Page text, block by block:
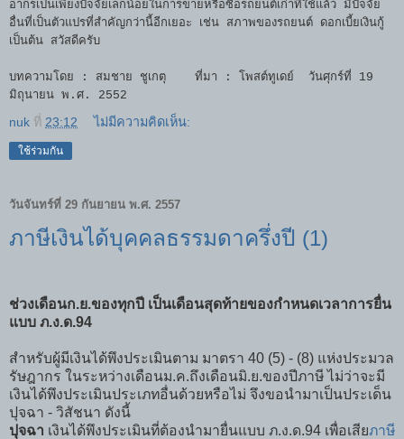
อากรเป็นเพียงปัจจัยเล็กน้อยในการขายหรือซื้อรถยนต์เก่าที่ใช้แล้ว มีปัจจัย
อื่นที่เป็นตัวแปรที่สำคัญกว่านี้อีกเยอะ เช่น สภาพของรถยนต์ ดอกเบี้ยเงินกู้
เป็นต้น สวัสดีครับ
บทความโดย : สมชาย ชูเกตุ ที่มา : โพสต์ทูเดย์ วันศุกร์ที่ 19
มิถุนายน พ.ศ. 2552
nuk ที่ 23:12 ไม่มีความคิดเห็น:
ใช้ร่วมกัน
วันจันทร์ที่ 29 กันยายน พ.ศ. 2557
ภาษีเงินได้บุคคลธรรมดาครึ่งปี (1)
ช่วงเดือนก.ย.ของทุกปี เป็นเดือนสุดท้ายของกำหนดเวลาการยื่น
แบบ ภ.ง.ด.94
สำหรับผู้มีเงินได้พึงประเมินตาม มาตรา 40 (5) - (8) แห่งประมวล
รัษฎากร ในระหว่างเดือนม.ค.ถึงเดือนมิ.ย.ของปีภาษี ไม่ว่าจะมี
เงินได้พึงประเมินประเภทอื่นด้วยหรือไม่ จึงขอนำมาเป็นประเด็น
ปุจฉา - วิสัชนา ดังนี้
ปุจฉา เงินได้พึงประเมินที่ต้องนำมายื่นแบบ ภ.ง.ด.94 เพื่อเสียภาษี